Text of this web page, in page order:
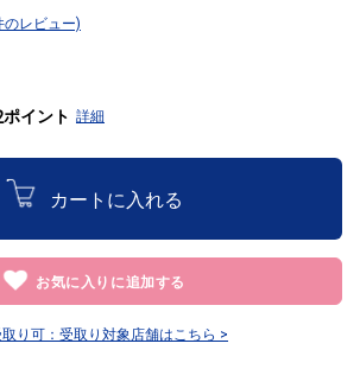
レビュー)
ポイント 詳細
カートに入れる
お気に入りに追加する
り可： 受取り対象店舗はこちら >